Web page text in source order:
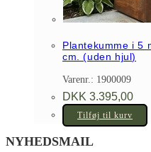
Plantekumme i 5
cm. (uden hjul)
Varenr.: 1900009
DKK 3.395,00
Tilføj til kurv
NYHEDSMAIL